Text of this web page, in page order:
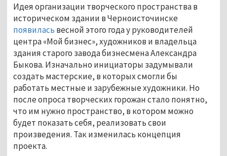
Идея организации творческого пространства в
историческом здании в Черноисточинске
появилась весной этого года у руководителей
центра «Мой бизнес», художников и владельца
здания старого завода бизнесмена Александра
Быкова. Изначально инициаторы задумывали
создать мастерские, в которых смогли бы
работать местные и зарубежные художники. Но
после опроса творческих горожан стало понятно,
что им нужно пространство, в котором можно
будет показать себя, реализовать свои
произведения. Так изменилась концепция
проекта.